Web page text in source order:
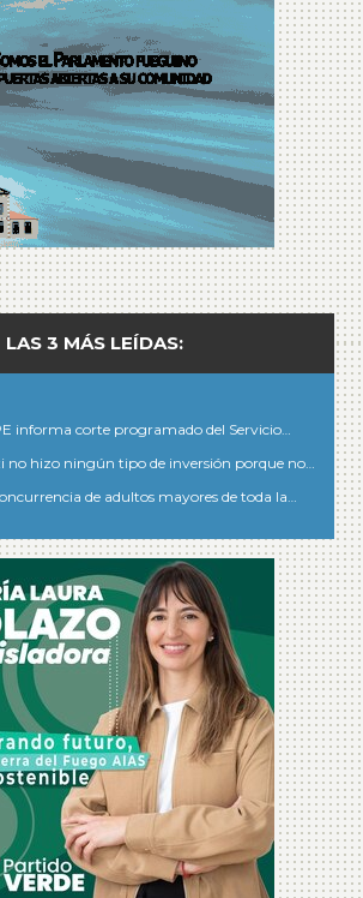
LAS 3 MÁS LEÍDAS:
informa corte programado del Servicio…
no hizo ningún tipo de inversión porque no…
de adultos mayores de toda la…